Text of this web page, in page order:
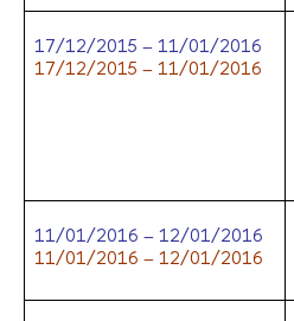
17/12/2015 – 11/01/2016
17/12/2015 – 11/01/2016
11/01/2016 – 12/01/2016
11/01/2016 – 12/01/2016